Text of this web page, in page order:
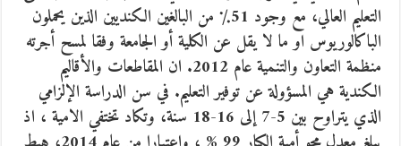
التعليم العالي، مع وجود 51٪ من البالغين الكنديين الذين يحملون
الباكالوريوس او ما لا يقل عن الكلية أو الجامعة وفقا لمسح أجرته
منظمة التعاون والتنمية عام 2012. ان المقاطعات والأقاليم
الكندية هي المسؤولة عن توفير التعليم. في سن الدراسة الإلزامي
الذي يتراوح بين 5-7 إلى 16-18 سنة، وتكاد تختفي الامية ، اذ